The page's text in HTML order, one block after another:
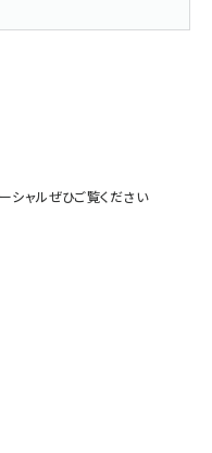
シャルぜひご覧ください